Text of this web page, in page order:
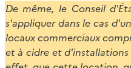
De même, le Conseil
s'appliquer dans le cas
locaux commerciaux
et à cidre et d'installations